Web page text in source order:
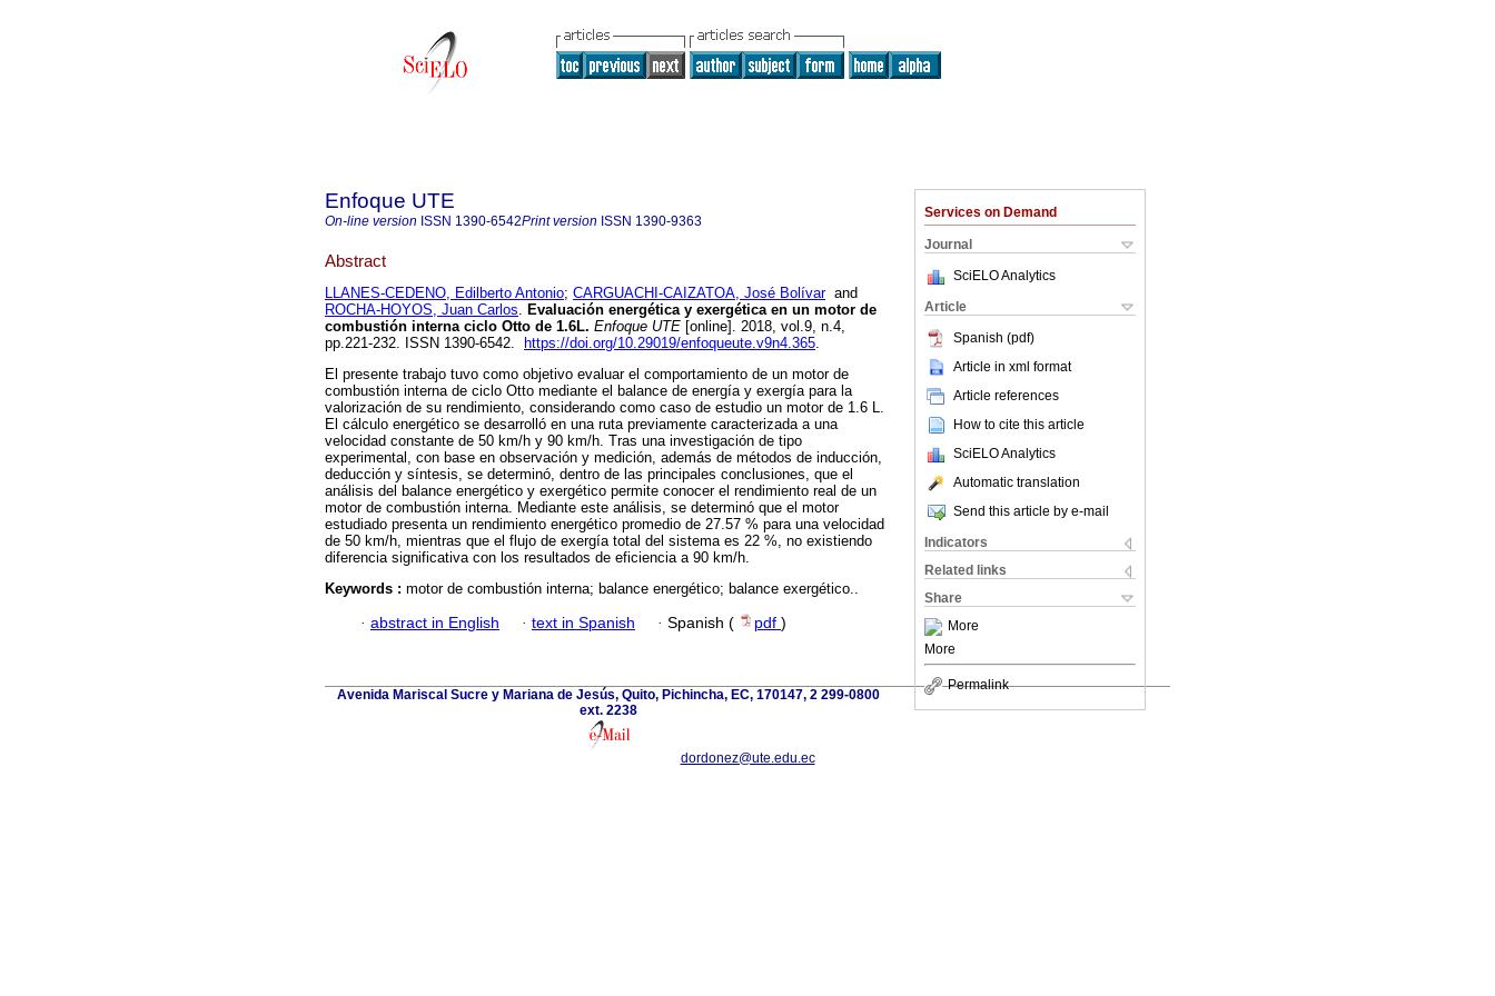
Services on Demand
Journal
SciELO Analytics
Article
Spanish (pdf)
Article in xml format
Article references
How to cite this article
SciELO Analytics
Automatic translation
Send this article by e-mail
Indicators
Related links
Share
More
More
Permalink
Enfoque UTE
On-line version ISSN 1390-6542Print version ISSN 1390-9363
Abstract
LLANES-CEDENO, Edilberto Antonio; CARGUACHI-CAIZATOA, José Bolívarand
ROCHA-HOYOS, Juan Carlos. Evaluación energética y exergética en un motor de
combustión interna ciclo Otto de 1.6L. Enfoque UTE [online]. 2018, vol.9, n.4,
pp.221-232. ISSN 1390-6542.
https://doi.org/10.29019/enfoqueute.v9n4.365.
El presente trabajo tuvo como objetivo evaluar el comportamiento de un motor de
combustión interna de ciclo Otto mediante el balance de energía y exergía para la
valorización de su rendimiento, considerando como caso de estudio un motor de 1.6 L.
El cálculo energético se desarrolló en una ruta previamente caracterizada a una
velocidad constante de 50 km/h y 90 km/h. Tras una investigación de tipo
experimental, con base en observación y medición, además de métodos de inducción,
deducción y síntesis, se determinó, dentro de las principales conclusiones, que el
análisis del balance energético y exergético permite conocer el rendimiento real de un
motor de combustión interna. Mediante este análisis, se determinó que el motor
estudiado presenta un rendimiento energético promedio de 27.57 % para una velocidad
de 50 km/h, mientras que el flujo de exergía total del sistema es 22 %, no existiendo
diferencia significativa con los resultados de eficiencia a 90 km/h.
Keywords : motor de combustión interna; balance energético; balance exergético..
· abstract in English · text in Spanish · Spanish ( pdf )
Avenida Mariscal Sucre y Mariana de Jesús, Quito, Pichincha, EC, 170147, 2 299-0800
ext. 2238
dordonez@ute.edu.ec